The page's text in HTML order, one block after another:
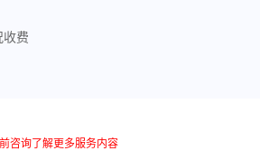
收费
咨询了解更多服务内容